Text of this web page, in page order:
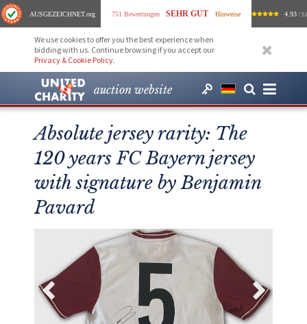
AUSGEZEICHNET.org 751 Bewertungen SEHR GUT Hinweise 4.93 /
We use cookies to offer you the best experience when
bidding with us. Continue browsing if you accept our
Privacy & Cookie Policy.
auction website
Absolute jersey rarity: The
120 years FC Bayern jersey
with signature by Benjamin
Pavard